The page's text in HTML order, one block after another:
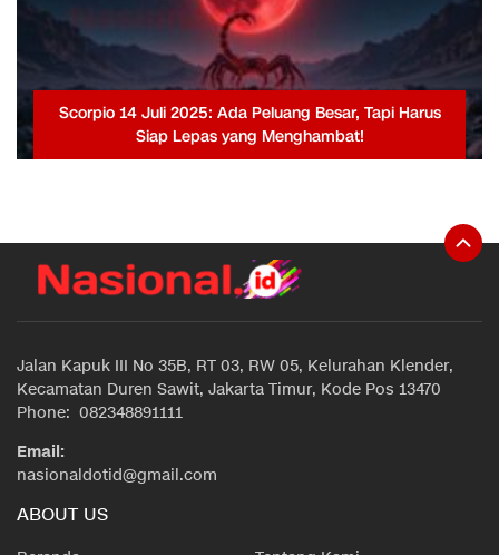
Scorpio 14 Juli 2025: Ada Peluang Besar, Tapi Harus
Siap Lepas yang Menghambat!
Jalan Kapuk III No 35B, RT 03, RW 05, Kelurahan Klender,
Kecamatan Duren Sawit, Jakarta Timur, Kode Pos 13470
Phone: 082348891111
Email:
nasionaldotid@gmail.com
ABOUT US